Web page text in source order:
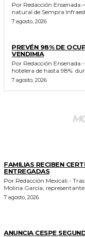
Por Redacción Ensenada.— ECA LNG, , terminal de licuefacción de gas
natural de Sempra
7 agosto, 2026
PREVÉN 98% DE
VENDIMIA
Por Redacción Ensenada.- Ensenada alcanzará niveles de ocupación
hotelera de hasta 98%
7 agosto, 2026
FAMILIAS RECIBEN
ENTREGADAS
Por Redacción Mexicali.- Tras una exitosa gestión, el diputado Juan Manuel
Molina García, representante
7 agosto, 2026
ANUNCIA CESPE